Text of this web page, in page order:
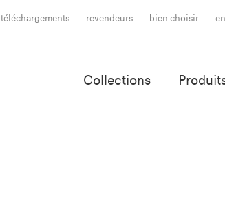
téléchargements revendeurs bien choisir
Collections